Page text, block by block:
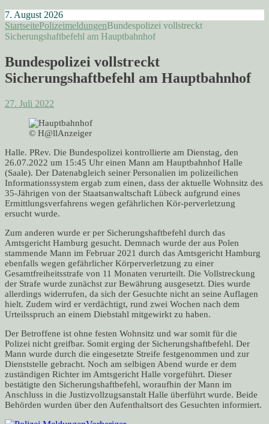
7. August 2026
StartseitePolizeimeldungenBundespolizei vollstreckt
Sicherungshaftbefehl am Hauptbahnhof
Bundespolizei vollstreckt
Sicherungshaftbefehl am Hauptbahnhof
27. Juli 2022
© H@llAnzeiger
Halle. PRev. Die Bundespolizei kontrollierte am Dienstag, den
26.07.2022 um 15:45 Uhr einen Mann am Hauptbahnhof Halle
(Saale). Der Datenabgleich seiner Personalien im polizeilichen
Informationssystem ergab zum einen, dass der aktuelle Wohnsitz des
35-Jährigen von der Staatsanwaltschaft Lübeck aufgrund eines
Ermittlungsverfahrens wegen gefährlichen Kör-perverletzung
ersucht wurde.
Zum anderen wurde er per Sicherungshaftbefehl durch das
Amtsgericht Hamburg gesucht. Demnach wurde der aus Polen
stammende Mann im Februar 2021 durch das Amtsgericht Hamburg
ebenfalls wegen gefährlicher Körperverletzung zu einer
Gesamtfreiheitsstrafe von 11 Monaten verurteilt. Die Vollstreckung
der Strafe wurde zunächst zur Bewährung ausgesetzt. Dies wurde
allerdings widerrufen, da sich der Gesuchte nicht an seine Auflagen
hielt. Zudem wird er verdächtigt, rund zwei Wochen nach dem
Urteilsspruch an einem Diebstahl mitgewirkt zu haben.
Der Betroffene ist ohne festen Wohnsitz und war somit für die
Polizei nicht greifbar. Somit erging der Sicherungshaftbefehl. Der
Mann wurde durch die eingesetzte Streife festgenommen und zur
Dienststelle gebracht. Noch am selbigen Abend wurde er dem
zuständigen Richter im Amtsgericht Halle vorgeführt. Dieser
bestätigte den Sicherungshaftbefehl, woraufhin der Mann im
Anschluss in die Justizvollzugsanstalt Halle überführt wurde. Beide
Behörden wurden über den Aufenthaltsort des Gesuchten informiert.